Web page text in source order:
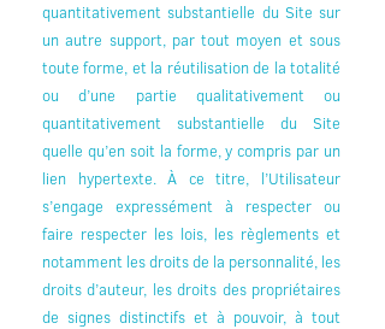
quantitativement substantielle du Site sur
un autre support, par tout moyen et sous
toute forme, et la réutilisation de la totalité
ou d’une partie qualitativement ou
quantitativement substantielle du Site
quelle qu’en soit la forme, y compris par un
lien hypertexte. À ce titre, l’Utilisateur
s’engage expressément à respecter ou
faire respecter les lois, les règlements et
notamment les droits de la personnalité, les
droits d’auteur, les droits des propriétaires
de signes distinctifs et à pouvoir, à tout